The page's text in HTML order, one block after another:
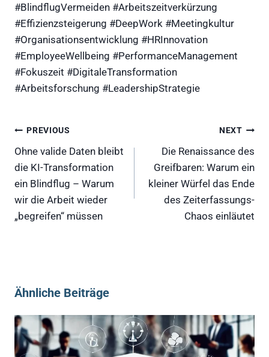
#BlindflugVermeiden #Arbeitszeitverkürzung
#Effizienzsteigerung #DeepWork #Meetingkultur
#Organisationsentwicklung #HRInnovation
#EmployeeWellbeing #PerformanceManagement
#Fokuszeit #DigitaleTransformation
#Arbeitsforschung #LeadershipStrategie
Beitragsnavigation
PREVIOUS
Ohne valide Daten bleibt
die KI-Transformation
ein Blindflug – Warum
wir die Arbeit wieder
„begreifen“ müssen
NEXT
Die Renaissance des
Greifbaren: Warum ein
kleiner Würfel das Ende
des Zeiterfassungs-
Chaos einläutet
Ähnliche Beiträge